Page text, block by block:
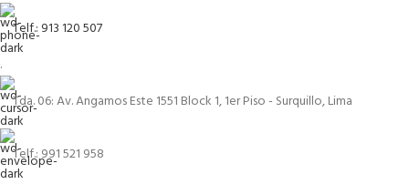
Telf.: 913 120 507
.
Tda. 06: Av. Angamos Este 1551 Block 1, 1er Piso - Surquillo, Lima
Telf.: 991 521 958